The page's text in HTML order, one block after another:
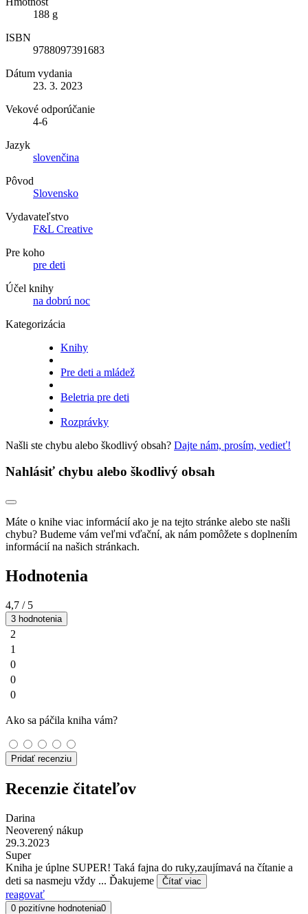
188 g
ISBN
9788097391683
Dátum vydania
23. 3. 2023
Vekové odporúčanie
4-6
Jazyk
slovenčina
Pôvod
Slovensko
Vydavateľstvo
F&L Creative
Pre koho
pre deti
Účel knihy
na dobrú noc
Kategorizácia
Knihy
Pre deti a mládež
Beletria pre deti
Rozprávky
Našli ste chybu alebo škodlivý obsah? Dajte nám, prosím, vedieť!
Nahlásiť chybu alebo škodlivý obsah
Máte o knihe viac informácií ako je na tejto stránke alebo ste našli
chybu? Budeme vám veľmi vďační, ak nám pomôžete s doplnením
informácií na našich stránkach.
Hodnotenia
4,7 / 5
3 hodnotenia
2
1
0
0
0
Ako sa páčila kniha vám?
Pridať recenziu
Recenzie čitateľov
Darina
Neoverený nákup
29.3.2023
Super
Kniha je úplne SUPER! Taká fajna do ruky,zaujímavá na čítanie a
deti sa nasmeju vždy ... Ďakujeme
Čítať viac
reagovať
0 pozitívne hodnotenia0